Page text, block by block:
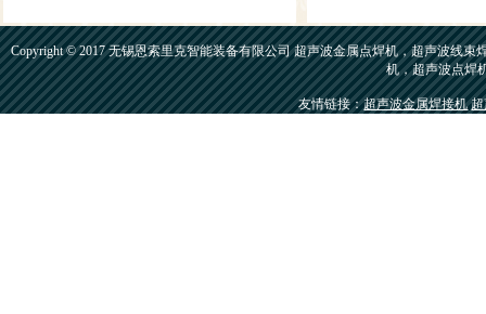
Copyright © 2017 无锡恩索里克智能装备有限公司 超声波金属点焊机，超声波线
机，超声波点焊
友情链接：超声波金属焊接机